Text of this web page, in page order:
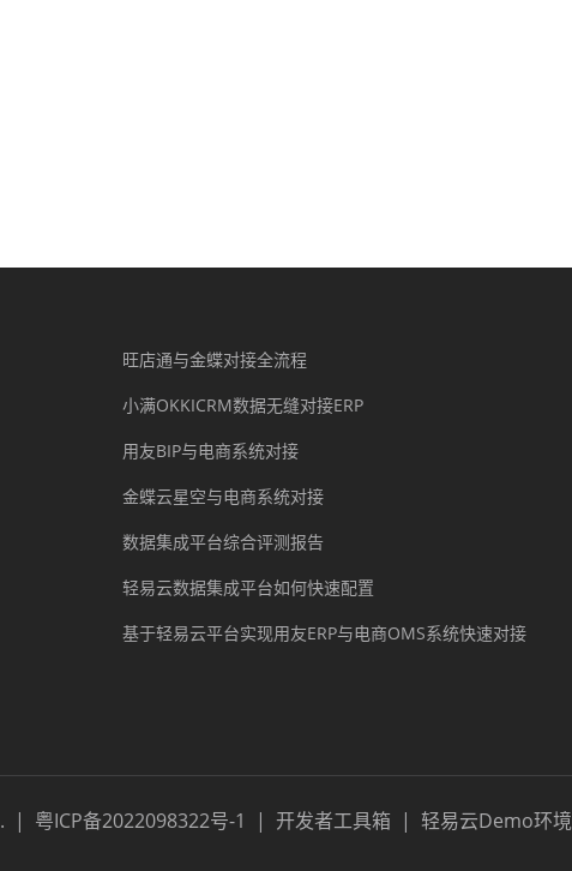
旺店通与金蝶对接全流程
小满OKKICRM数据无缝对接ERP
用友BIP与电商系统对接
金蝶云星空与电商系统对接
数据集成平台综合评测报告
轻易云数据集成平台如何快速配置
基于轻易云平台实现用友ERP与电商OMS系统快速对接
. | 粤ICP备2022098322号-1 | 开发者工具箱 | 轻易云Demo环境